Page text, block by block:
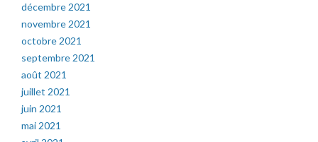
décembre 2021
novembre 2021
octobre 2021
septembre 2021
août 2021
juillet 2021
juin 2021
mai 2021